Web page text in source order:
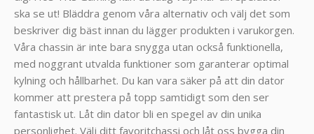
ska se ut! Bläddra genom våra alternativ och välj det som
beskriver dig bäst innan du lägger produkten i varukorgen.
Våra chassin är inte bara snygga utan också funktionella,
med noggrant utvalda funktioner som garanterar optimal
kylning och hållbarhet. Du kan vara säker på att din dator
kommer att prestera på topp samtidigt som den ser
fantastisk ut. Låt din dator bli en spegel av din unika
personlighet. Välj ditt favoritchassi och låt oss bygga din